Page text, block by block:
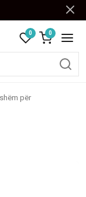
0 0
për